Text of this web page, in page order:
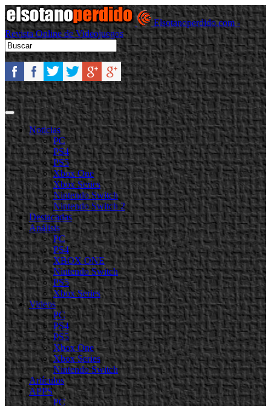
Elsotanoperdido.com -
Revista Online de Videojuegos
Noticias
PC
PS4
PS5
Xbox One
Xbox Series
Nintendo Switch
Nintendo Switch 2
Destacadas
Análisis
PC
PS4
XBOX ONE
Nintendo Switch
PS5
Xbox Series
Videos
PC
PS4
PS5
Xbox One
Xbox Series
Nintendo Switch
Artículos
APPS
PC